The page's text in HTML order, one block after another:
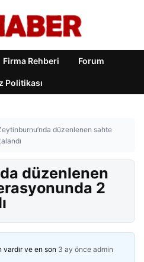
Firma Rehberi Forum
Politikası
düzenlenen sahte
düzenlenen
2
ve en son 3 ay önce admin